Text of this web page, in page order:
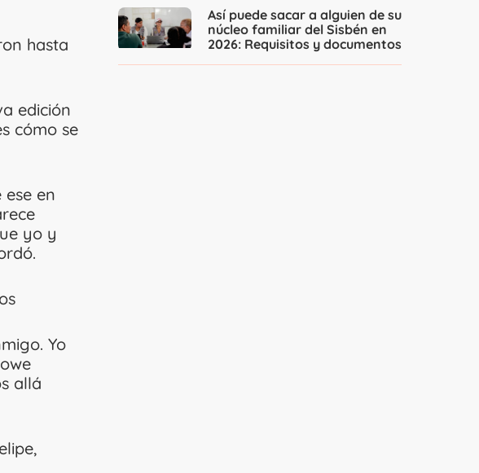
hasta
edición
cómo se
en
yo y
Yo
allá
Así puede sacar a alguien de su
núcleo familiar del Sisbén en
2026: Requisitos y documentos